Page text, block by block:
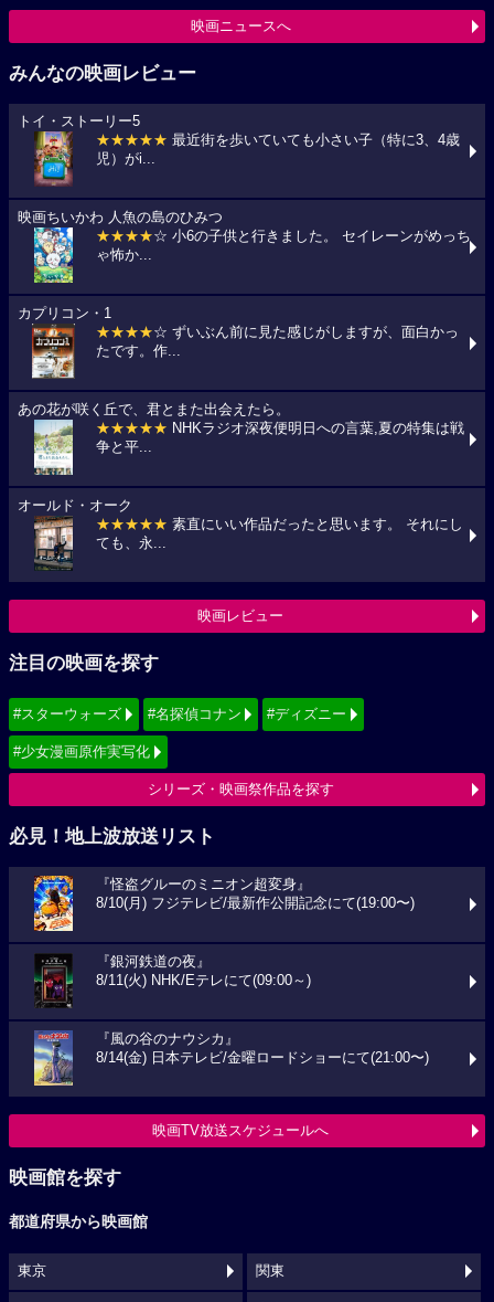
映画ニュースへ
みんなの映画レビュー
トイ・ストーリー5
★★★★★ 最近街を歩いていても小さい子（特に3、4歳
児）がi...
映画ちいかわ 人魚の島のひみつ
★★★★☆ 小6の子供と行きました。 セイレーンがめっち
ゃ怖か...
カプリコン・1
★★★★☆ ずいぶん前に見た感じがしますが、面白かっ
たです。作...
あの花が咲く丘で、君とまた出会えたら。
★★★★★ NHKラジオ深夜便明日への言葉,夏の特集は戦
争と平...
オールド・オーク
★★★★★ 素直にいい作品だったと思います。 それにし
ても、永...
映画レビュー
注目の映画を探す
#スターウォーズ #名探偵コナン #ディズニー
#少女漫画原作実写化
シリーズ・映画祭作品を探す
必見！地上波放送リスト
『怪盗グルーのミニオン超変身』
8/10(月) フジテレビ/最新作公開記念にて(19:00〜)
『銀河鉄道の夜』
8/11(火) NHK/Eテレにて(09:00～)
『風の谷のナウシカ』
8/14(金) 日本テレビ/金曜ロードショーにて(21:00〜)
映画TV放送スケジュールへ
映画館を探す
都道府県から映画館
東京 関東